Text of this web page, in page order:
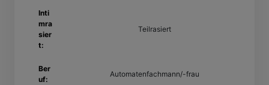
Inti
mra
sier
t:
Teilrasiert
Ber
uf:
Automatenfachmann/-frau